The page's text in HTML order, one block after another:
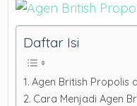
Daftar Isi
Agen British Propolis
Cara Menjadi Agen